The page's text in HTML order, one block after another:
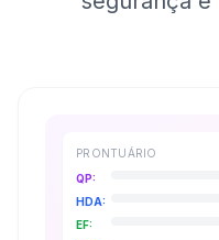
PRONTUÁRIO
QP:
HDA:
EF: